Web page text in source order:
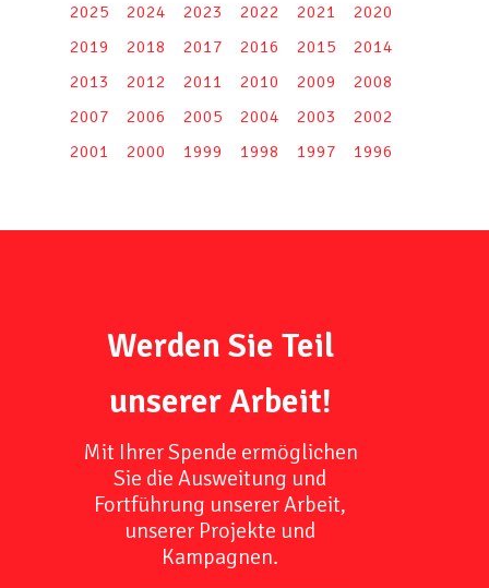
2025 2024 2023 2022 2021
2020
2019
2018 2017 2016 2015
2014
2013
2012 2011 2010 2009
2008
2007
2006 2005 2004 2003
2002
2001
2000 1999 1998 1997 1996
Werden Sie Teil
unserer Arbeit!
Mit Ihrer Spende ermöglichen
Sie die Ausweitung und
Fortführung unserer Arbeit,
unserer Projekte und
Kampagnen.